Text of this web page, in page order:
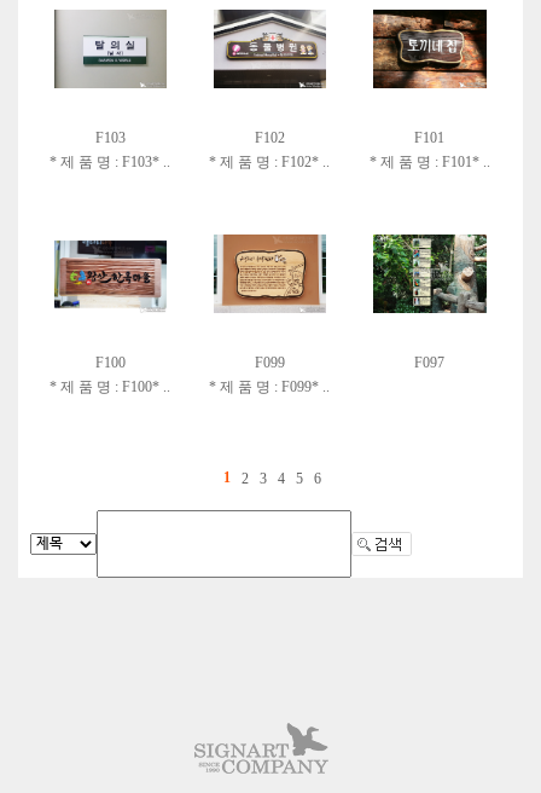
F103
* 제 품 명 : F103* ..
F102
* 제 품 명 : F102* ..
F101
* 제 품 명 : F101* ..
F100
* 제 품 명 : F100* ..
F099
* 제 품 명 : F099* ..
F097
1 2 3 4 5 6